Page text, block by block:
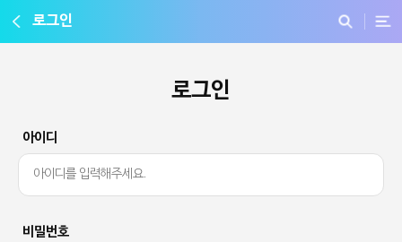
로그인
로그인
아이디
비밀번호